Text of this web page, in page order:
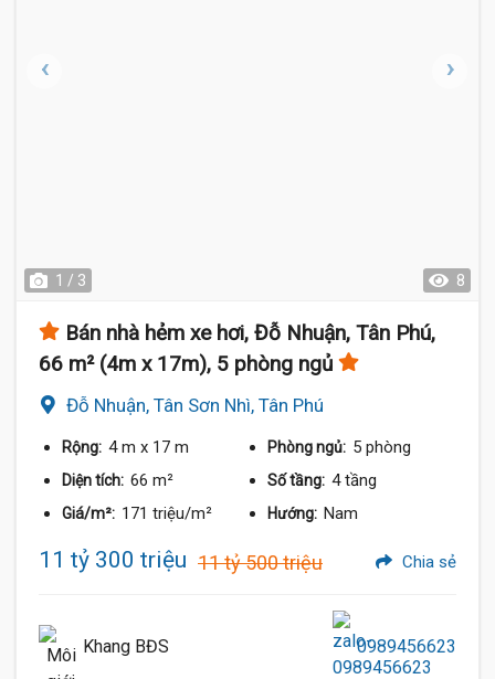
1 / 3 8
Bán nhà hẻm xe hơi, Đỗ Nhuận, Tân Phú,
66 m² (4m x 17m), 5 phòng ngủ
Đỗ Nhuận, Tân Sơn Nhì, Tân Phú
Rộng: 4 m x 17 m Phòng ngủ: 5 phòng
Diện tích: 66 m² Số tầng: 4 tầng
Giá/m²: 171 triệu/m² Hướng: Nam
11 tỷ 300 triệu 11 tỷ 500 triệu Chia sẻ
Khang BĐS 0989456623